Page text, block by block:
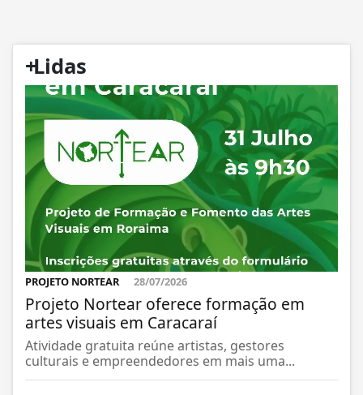
+
Lidas
PROJETO NORTEAR 28/07/2026
Projeto Nortear oferece formação em
artes visuais em Caracaraí
Atividade gratuita reúne artistas, gestores
culturais e empreendedores em mais uma...